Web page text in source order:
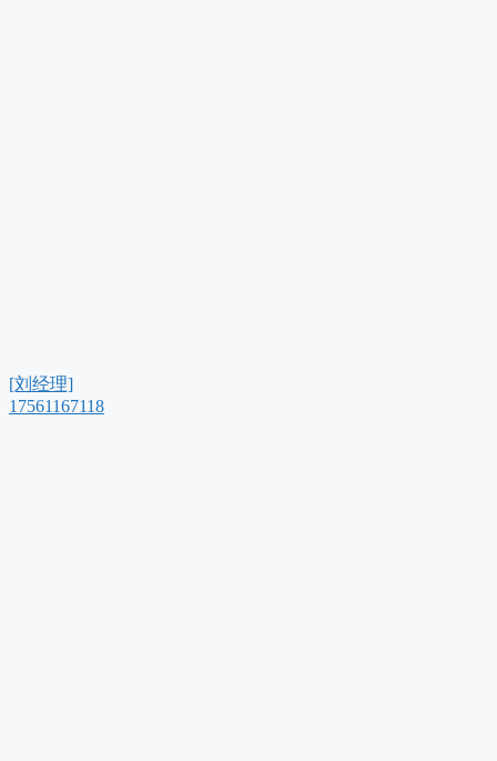
[刘经理]
17561167118